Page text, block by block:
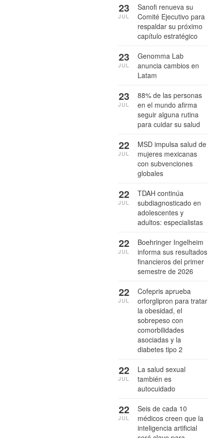
Sanofi renueva su
Comité Ejecutivo para
respaldar su próximo
capítulo estratégico
23
JUL
Genomma Lab
anuncia cambios en
Latam
23
JUL
88% de las personas
en el mundo afirma
seguir alguna rutina
para cuidar su salud
23
JUL
MSD impulsa salud de
mujeres mexicanas
con subvenciones
globales
22
JUL
TDAH continúa
subdiagnosticado en
adolescentes y
adultos: especialistas
22
JUL
Boehringer Ingelheim
informa sus resultados
financieros del primer
semestre de 2026
22
JUL
Cofepris aprueba
orforglipron para tratar
la obesidad, el
sobrepeso con
comorbilidades
asociadas y la
diabetes tipo 2
22
JUL
La salud sexual
también es
autocuidado
22
JUL
Seis de cada 10
médicos creen que la
inteligencia artificial
22
JUL